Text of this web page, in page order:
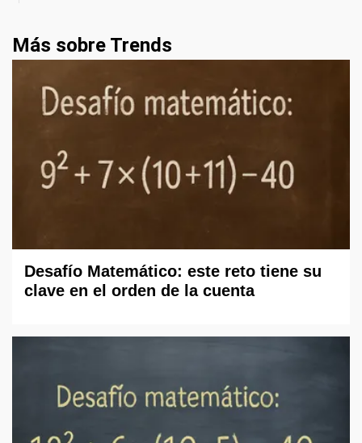
Más sobre Trends
Desafío Matemático: este reto tiene su
clave en el orden de la cuenta